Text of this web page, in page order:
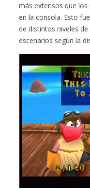
más extensos que
en la consola. Esto
de distintos niveles
escenarios según la